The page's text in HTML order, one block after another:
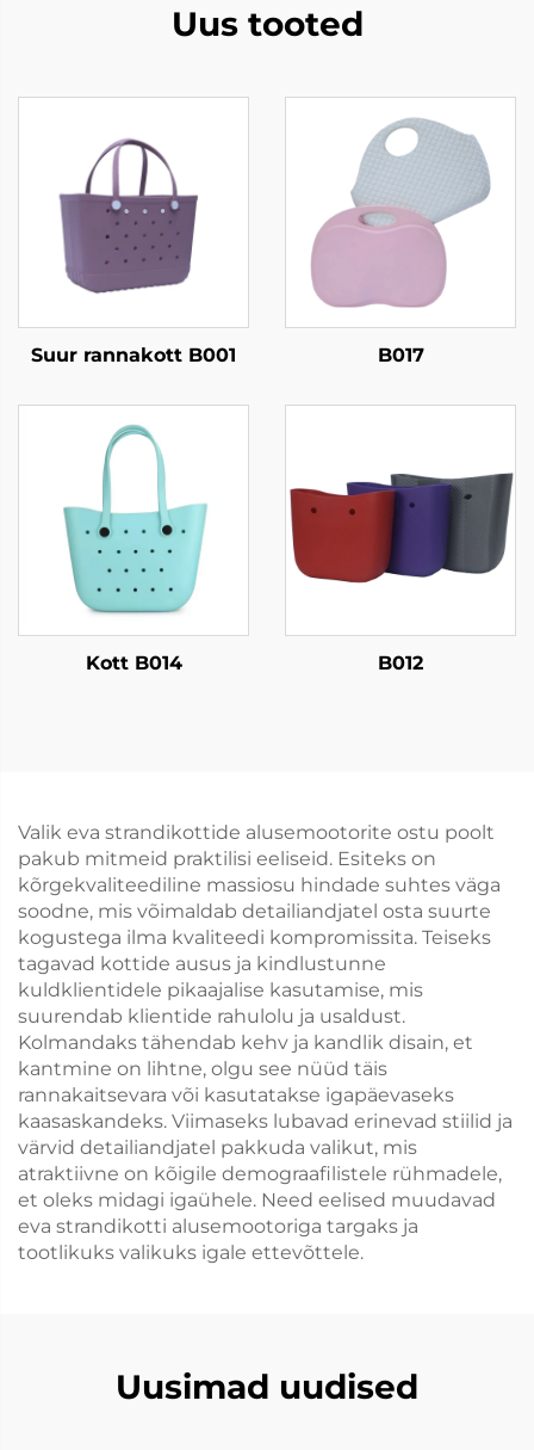
Uus tooted
Suur rannakott B001 B017
Kott B014 B012
Valik eva strandikottide alusemootorite ostu poolt
pakub mitmeid praktilisi eeliseid. Esiteks on
kõrgekvaliteediline massiosu hindade suhtes väga
soodne, mis võimaldab detailiandjatel osta suurte
kogustega ilma kvaliteedi kompromissita. Teiseks
tagavad kottide ausus ja kindlustunne
kuldklientidele pikaajalise kasutamise, mis
suurendab klientide rahulolu ja usaldust.
Kolmandaks tähendab kehv ja kandlik disain, et
kantmine on lihtne, olgu see nüüd täis
rannakaitsevara või kasutatakse igapäevaseks
kaasaskandeks. Viimaseks lubavad erinevad stiilid ja
värvid detailiandjatel pakkuda valikut, mis
atraktiivne on kõigile demograafilistele rühmadele,
et oleks midagi igaühele. Need eelised muudavad
eva strandikotti alusemootoriga targaks ja
tootlikuks valikuks igale ettevõttele.
Uusimad uudised